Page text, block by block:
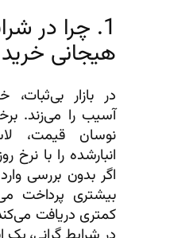
1. چرا در
هیجانی
در بازار بی‌ثبات،
آسیب را می‌زند.
نوسان قیمت،
انبارشده را با نرخ
اگر بدون بررسی
بیشتری پرداخت
کمتری دریافت